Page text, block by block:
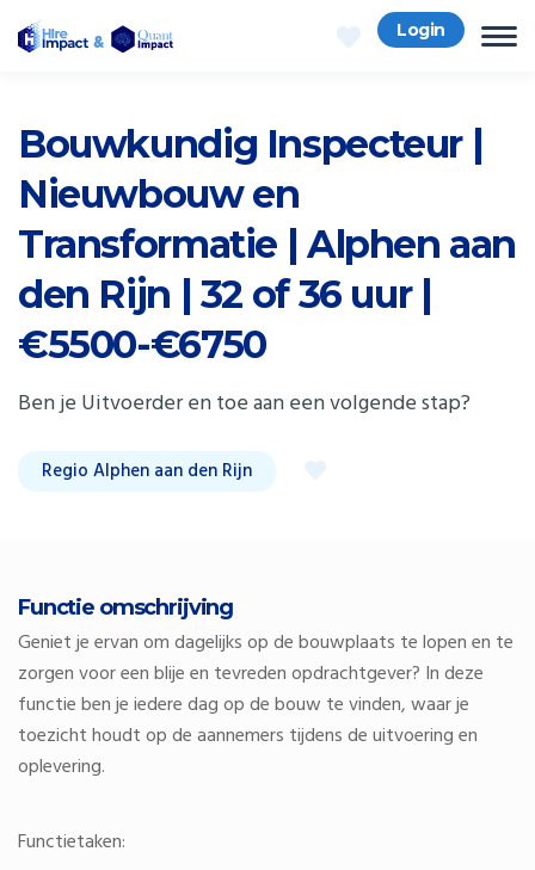
Login
Bouwkundig Inspecteur |
Nieuwbouw en
Transformatie | Alphen aan
den Rijn | 32 of 36 uur |
€5500-€6750
Ben je Uitvoerder en toe aan een volgende stap?
Regio Alphen aan den Rijn
Functie omschrijving
Geniet je ervan om dagelijks op de bouwplaats te lopen en te
zorgen voor een blije en tevreden opdrachtgever? In deze
functie ben je iedere dag op de bouw te vinden, waar je
toezicht houdt op de aannemers tijdens de uitvoering en
oplevering.
Functietaken: